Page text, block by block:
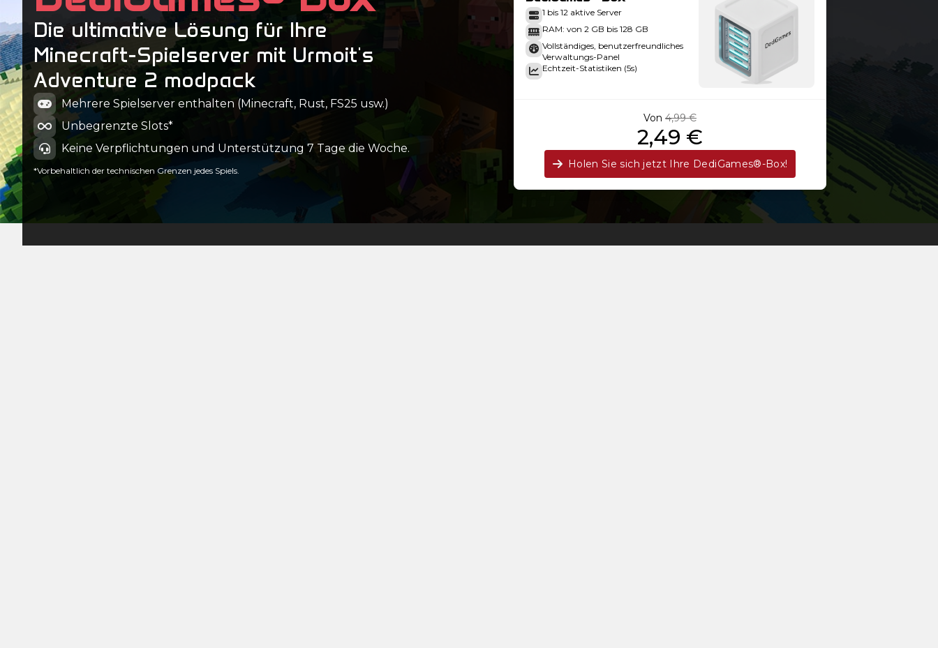
Die ultimative Lösung für Ihre
Minecraft-Spielserver mit Urmoit's
Adventure 2 modpack
Mehrere Spielserver enthalten (Minecraft, Rust, FS25 usw.)
Unbegrenzte Slots*
Keine Verpflichtungen und Unterstützung 7 Tage die Woche.
*Vorbehaltlich der technischen Grenzen jedes Spiels.
1 bis 12 aktive Server
RAM: von 2 GB bis 128 GB
Vollständiges, benutzerfreundliches
Verwaltungs-Panel
Echtzeit-Statistiken (5s)
Von 4,99 €
2,49 €
Holen Sie sich jetzt Ihre DediGames®-Box!